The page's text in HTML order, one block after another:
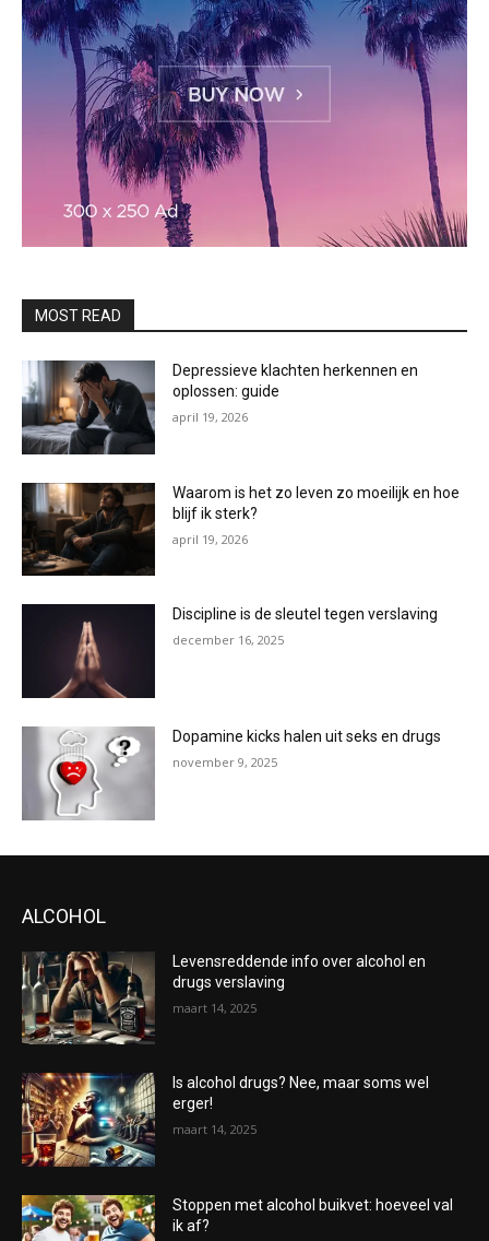
MOST READ
Depressieve klachten herkennen en
oplossen: guide
april 19, 2026
Waarom is het zo leven zo moeilijk en hoe
blijf ik sterk?
april 19, 2026
Discipline is de sleutel tegen verslaving
december 16, 2025
Dopamine kicks halen uit seks en drugs
november 9, 2025
ALCOHOL
Levensreddende info over alcohol en
drugs verslaving
maart 14, 2025
Is alcohol drugs? Nee, maar soms wel
erger!
maart 14, 2025
Stoppen met alcohol buikvet: hoeveel val
ik af?